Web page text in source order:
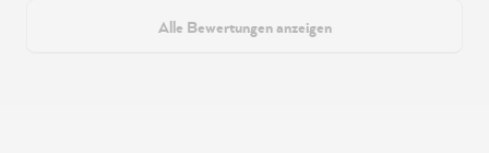
Alle Bewertungen anzeigen